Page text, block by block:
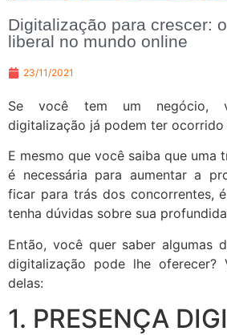
Digitalização para crescer:
liberal no mundo online
23/11/2021
Se você tem um negócio,
digitalização já podem ter ocorrido
E mesmo que você saiba que uma
é necessária para aumentar a
ficar para trás dos concorrentes,
tenha dúvidas sobre sua
Então, você quer saber algumas
digitalização pode lhe oferecer?
delas:
1. PRESENÇA